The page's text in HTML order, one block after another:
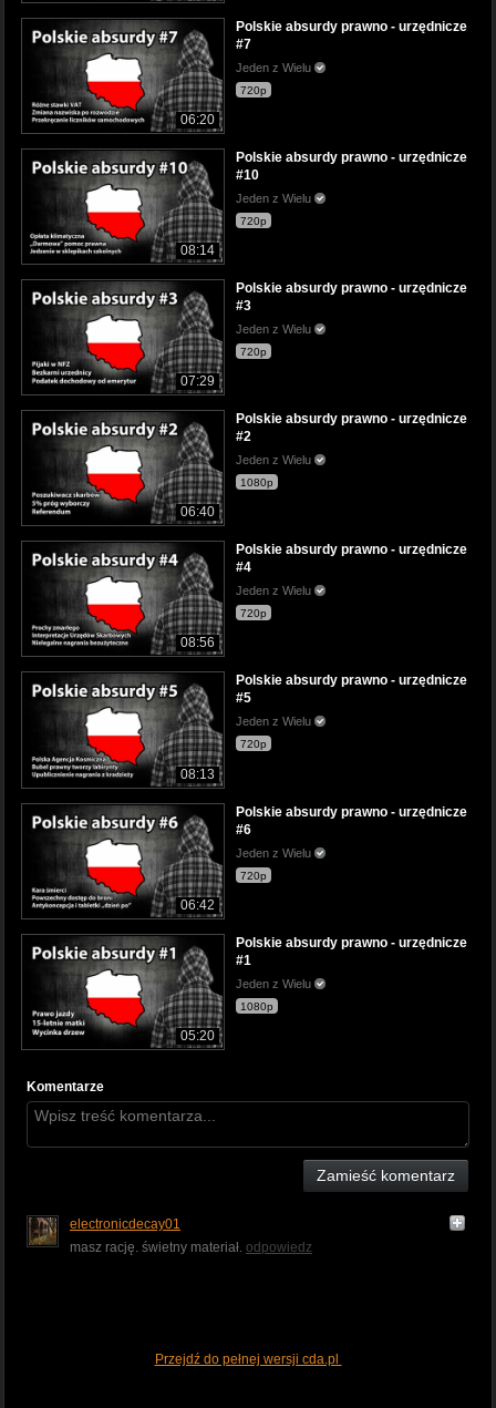
06:20
Polskie absurdy prawno - urzędnicze
#7
Jeden z Wielu
720p
08:14
Polskie absurdy prawno - urzędnicze
#10
Jeden z Wielu
720p
07:29
Polskie absurdy prawno - urzędnicze
#3
Jeden z Wielu
720p
06:40
Polskie absurdy prawno - urzędnicze
#2
Jeden z Wielu
1080p
08:56
Polskie absurdy prawno - urzędnicze
#4
Jeden z Wielu
720p
08:13
Polskie absurdy prawno - urzędnicze
#5
Jeden z Wielu
720p
06:42
Polskie absurdy prawno - urzędnicze
#6
Jeden z Wielu
720p
05:20
Polskie absurdy prawno - urzędnicze
#1
Jeden z Wielu
1080p
Komentarze
Zamieść komentarz
electronicdecay01
masz rację. świetny materiał. odpowiedz
Przejdź do pełnej wersji cda.pl